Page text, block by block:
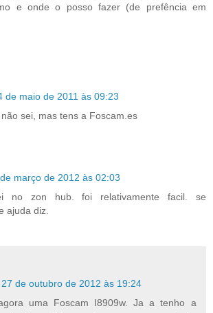
e onde o posso fazer (de prefência em
de maio de 2011 às 09:23
sei, mas tens a Foscam.es
março de 2012 às 02:03
no zon hub. foi relativamente facil. se
ajuda diz.
27 de outubro de 2012 às 19:24
uma Foscam I8909w. Ja a tenho a